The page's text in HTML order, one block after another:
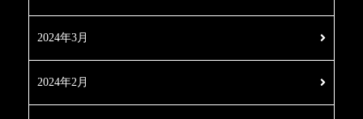
2024年3月
2024年2月